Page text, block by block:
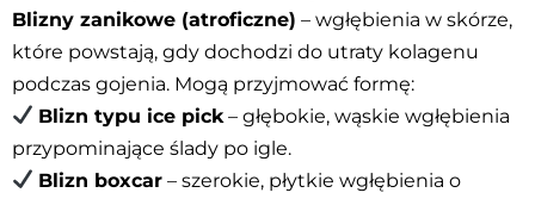
Blizny zanikowe (atroficzne) – wgłębienia w skórze,
które powstają, gdy dochodzi do utraty kolagenu
podczas gojenia. Mogą przyjmować formę:
Blizn typu ice pick – głębokie, wąskie wgłębienia
przypominające ślady po igle.
Blizn boxcar – szerokie, płytkie wgłębienia o